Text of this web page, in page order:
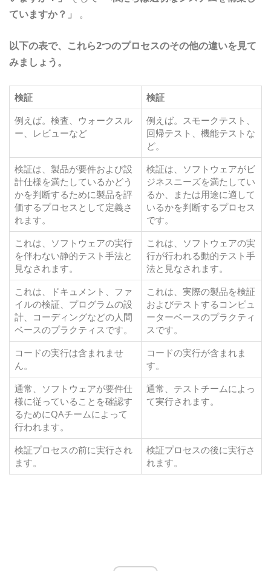
ていますか？」
。
以下の表で、これら2つのプロセスのその他の違いを見て
みましょう。
検証
検証
例えば。検査、ウォークスル
ー、レビューなど
例えば。スモークテスト、
回帰テスト、機能テストな
ど。
検証は、製品が要件および設
計仕様を満たしているかどう
かを判断するために製品を評
価するプロセスとして定義さ
れます。
検証は、ソフトウェアがビ
ジネスニーズを満たしてい
るか、または用途に適して
いるかを判断するプロセス
です。
これは、ソフトウェアの実行
を伴わない静的テスト手法と
見なされます。
これは、ソフトウェアの実
行が行われる動的テスト手
法と見なされます。
これは、ドキュメント、ファ
イルの検証、プログラムの設
計、コーディングなどの人間
ベースのプラクティスです。
これは、実際の製品を検証
およびテストするコンピュ
ーターベースのプラクティ
スです。
コードの実行は含まれませ
ん。
コードの実行が含まれま
す。
通常、ソフトウェアが要件仕
様に従っていることを確認す
るためにQAチームによって
行われます。
通常、テストチームによっ
て実行されます。
検証プロセスの前に実行され
ます。
検証プロセスの後に実行さ
れます。